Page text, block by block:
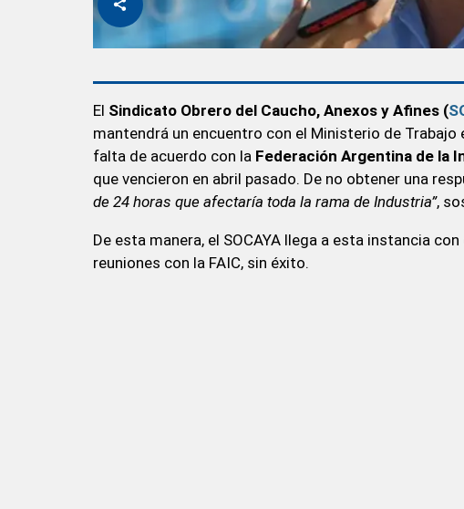
El Sindicato Obrero del Caucho, Anexos y Afines (
mantendrá un encuentro con el Ministerio de
falta de acuerdo con la Federación Argentina de la
que vencieron en abril pasado. De no obtener una
de 24 horas que afectaría toda la rama de Industria”,
De esta manera, el SOCAYA llega a esta instancia
reuniones con la FAIC, sin éxito.